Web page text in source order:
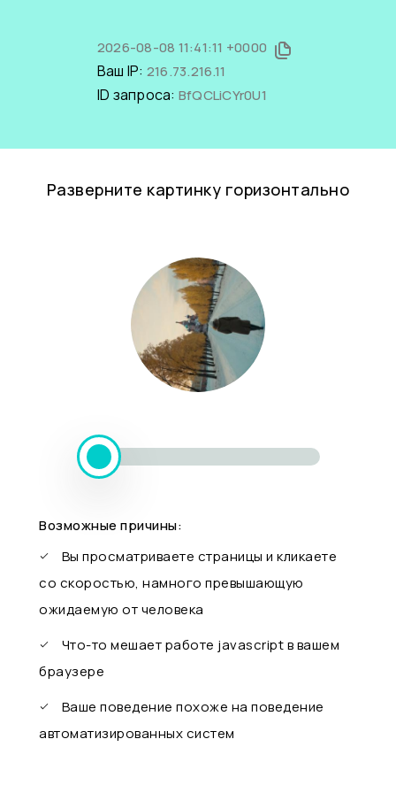
2026-08-08 11:41:11 +0000
Ваш IP: 216.73.216.11
ID запроса: BfQCLiCYr0U1
Разверните картинку горизонтально
Возможные причины:
Вы просматриваете страницы и кликаете
со скоростью, намного превышающую
ожидаемую от человека
Что-то мешает работе javascript в вашем
браузере
Ваше поведение похоже на поведение
автоматизированных систем